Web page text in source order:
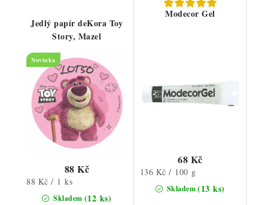
Jedlý papír deKora Toy
Story, Mazel
Novinka
Skladem (12 ks)
88 Kč
Měrná
cena:
88 Kč / 1 ks
Modecor Gel
Skladem(13 ks)
68 Kč
Měrná
cena:
136 Kč / 100 g